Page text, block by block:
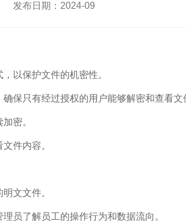
发布日期：2024-09
以保护文件的机密性。
保只有经过授权的用户能够解密和查看文
密。
件内容。
文文件。
员了解员工的操作行为和数据流向。